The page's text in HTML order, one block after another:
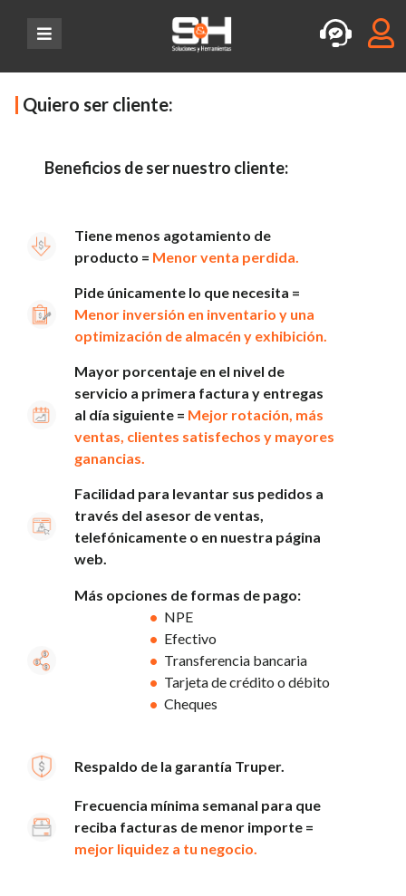
Quiero ser cliente:
Beneficios de ser nuestro cliente:
Tiene menos agotamiento de
producto = Menor venta perdida.
Pide únicamente lo que necesita =
Menor inversión en inventario y una
optimización de almacén y exhibición.
Mayor porcentaje en el nivel de
servicio a primera factura y entregas
al día siguiente = Mejor rotación, más
ventas, clientes satisfechos y mayores
ganancias.
Facilidad para levantar sus pedidos a
través del asesor de ventas,
telefónicamente o en nuestra página
web.
Más opciones de formas de pago:
NPE
Efectivo
Transferencia bancaria
Tarjeta de crédito o débito
Cheques
Respaldo de la garantía Truper.
Frecuencia mínima semanal para que
reciba facturas de menor importe =
mejor liquidez a tu negocio.